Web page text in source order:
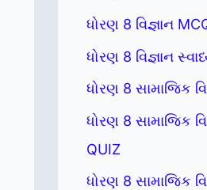
ધોરણ 8 વિજ્ઞાન
ધોરણ 8 વિજ્ઞાન
ધોરણ 8 સામાજિક
ધોરણ 8 સામાજિક
QUIZ
ધોરણ 8 સામાજિક